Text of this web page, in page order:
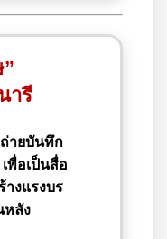
ารี
ายบันทึก
พื่อเป็นสื่อ
งแรงบร
หลัง